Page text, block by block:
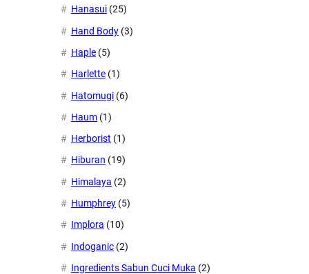
Hanasui (25)
Hand Body (3)
Haple (5)
Harlette (1)
Hatomugi (6)
Haum (1)
Herborist (1)
Hiburan (19)
Himalaya (2)
Humphrey (5)
Implora (10)
Indoganic (2)
Ingredients Sabun Cuci Muka (2)